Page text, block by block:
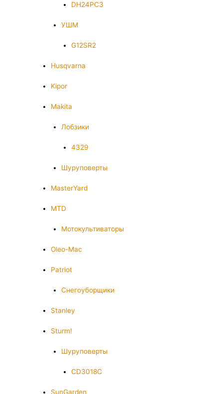
DH24PC3
УШМ
G12SR2
Husqvarna
Kipor
Makita
Лобзики
4329
Шуруповерты
MasterYard
MTD
Мотокультиваторы
Oleo-Mac
Patriot
Снегоуборщики
Stanley
Sturm!
Шуруповерты
CD3018C
SunGarden